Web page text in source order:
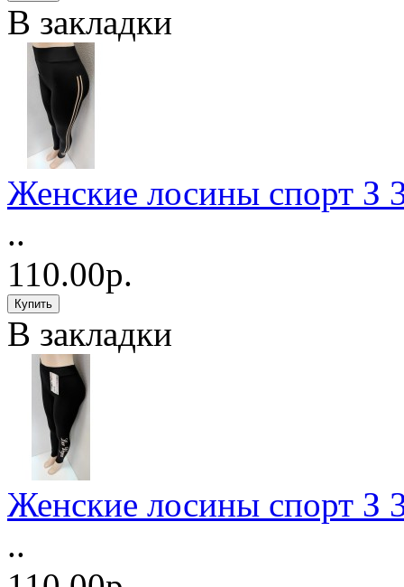
В закладки
Женские лосины спорт З
..
110.00р.
В закладки
Женские лосины спорт З
..